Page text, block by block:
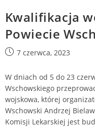
Kwalifikacja
Powiecie
7 czerwca, 2023
W dniach od 5 do 23
Wschowskiego
wojskowa, której
Wschowski Andrzej
Komisji Lekarskiej jest